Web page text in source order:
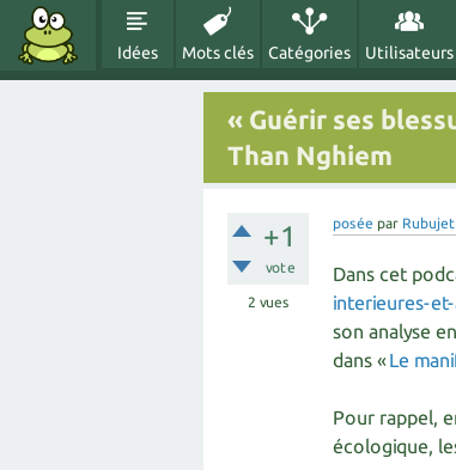
Idées Mots clés Catégories Utilisateurs
« Guérir ses
Than Nghiem
+1
vote
2 vues
posée par
Dans cet
interieures-
son analyse
dans «Le
Pour rappel,
écologique,